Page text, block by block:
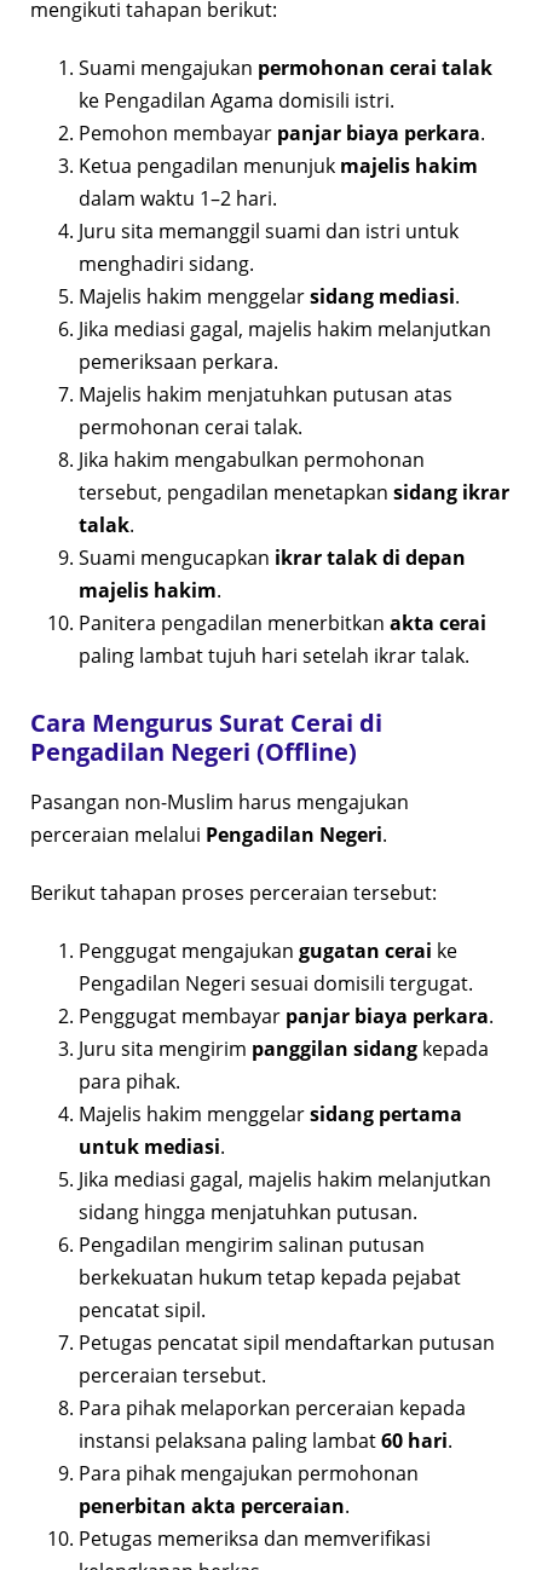
mengikuti tahapan berikut:
Suami mengajukan permohonan cerai talak
ke Pengadilan Agama domisili istri.
Pemohon membayar panjar biaya perkara.
Ketua pengadilan menunjuk majelis hakim
dalam waktu 1–2 hari.
Juru sita memanggil suami dan istri untuk
menghadiri sidang.
Majelis hakim menggelarsidang mediasi.
Jika mediasi gagal, majelis hakim melanjutkan
pemeriksaan perkara.
Majelis hakim menjatuhkan putusan atas
permohonan cerai talak.
Jika hakim mengabulkan permohonan
tersebut, pengadilan menetapkan sidang ikrar
talak.
Suami mengucapkan ikrar talak di depan
majelis hakim.
Panitera pengadilan menerbitkan akta cerai
paling lambat tujuh hari setelah ikrar talak.
Cara Mengurus Surat Cerai di
Pengadilan Negeri (Offline)
Pasangan non-Muslim harus mengajukan
perceraian melalui Pengadilan Negeri.
Berikut tahapan proses perceraian tersebut:
Penggugat mengajukan gugatan cerai ke
Pengadilan Negeri sesuai domisili tergugat.
Penggugat membayar panjar biaya perkara.
Juru sita mengirim panggilan sidang kepada
para pihak.
Majelis hakim menggelarsidang pertama
untuk mediasi.
Jika mediasi gagal, majelis hakim melanjutkan
sidang hingga menjatuhkan putusan.
Pengadilan mengirim salinan putusan
berkekuatan hukum tetap kepada pejabat
pencatat sipil.
Petugas pencatat sipil mendaftarkan putusan
perceraian tersebut.
Para pihak melaporkan perceraian kepada
instansi pelaksana paling lambat60 hari.
Para pihak mengajukan permohonan
penerbitan akta perceraian.
Petugas memeriksa dan memverifikasi